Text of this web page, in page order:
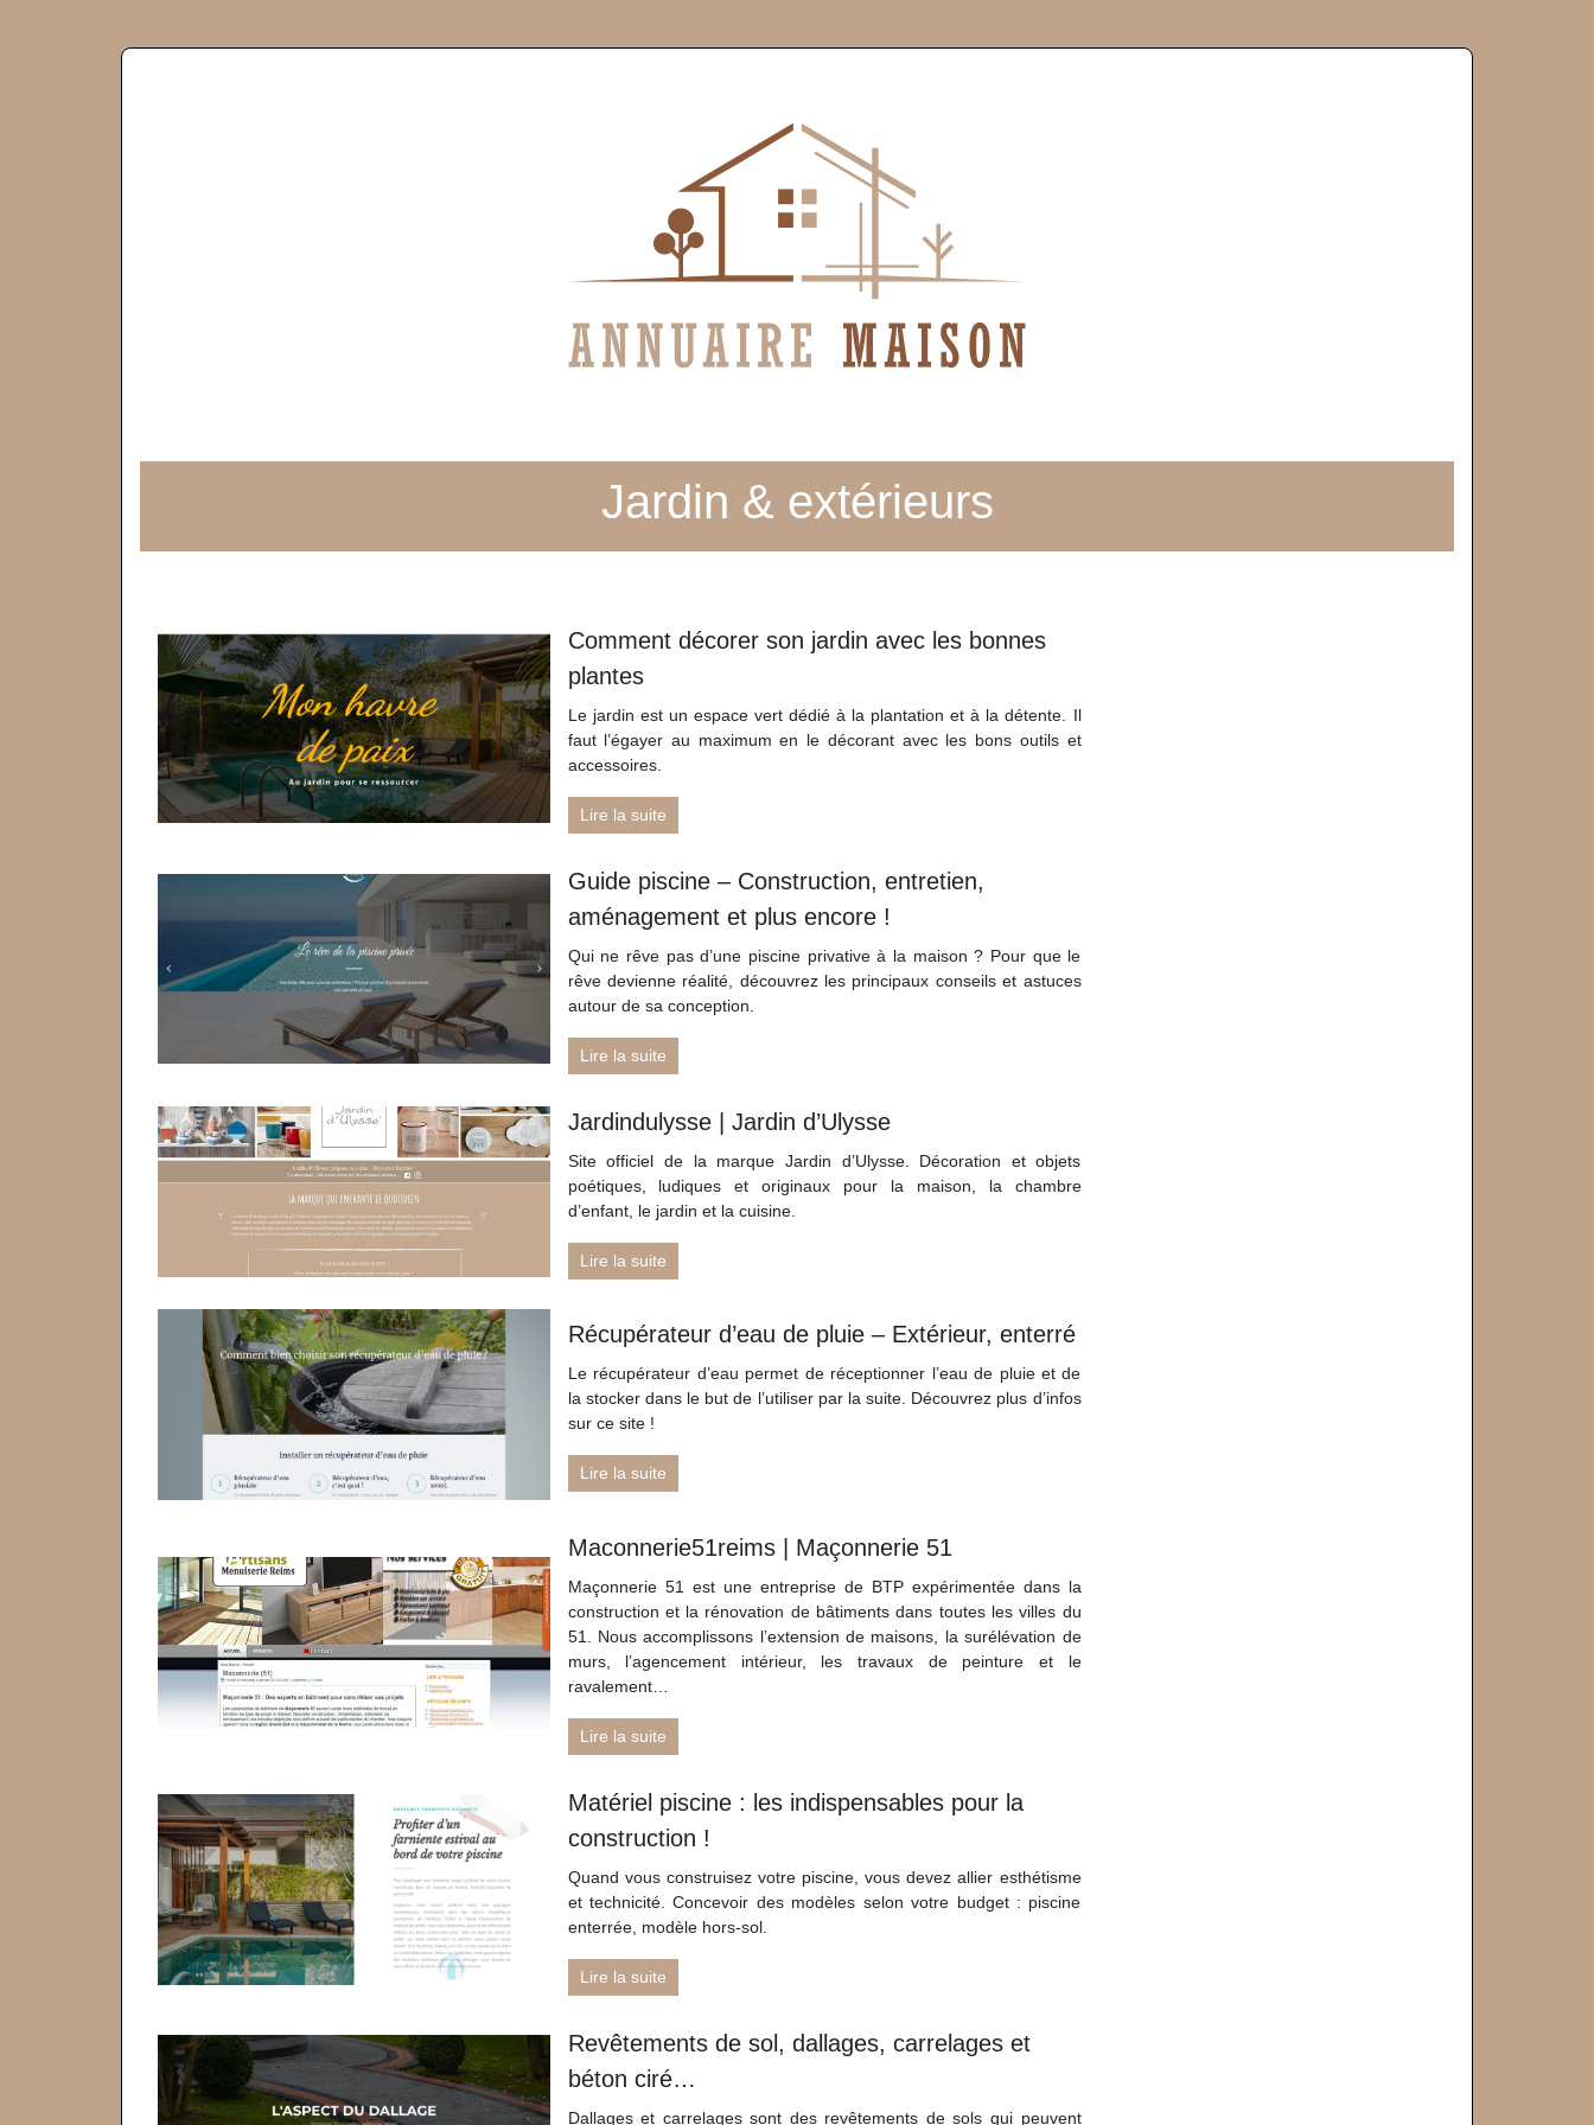
Jardin & extérieurs
Comment décorer son jardin avec les bonnes
plantes
Le jardin est un espace vert dédié à la plantation et à la détente. Il
faut l’égayer au maximum en le décorant avec les bons outils et
accessoires.
Lire la suite
Guide piscine – Construction, entretien,
aménagement et plus encore !
Qui ne rêve pas d’une piscine privative à la maison ? Pour que le
rêve devienne réalité, découvrez les principaux conseils et astuces
autour de sa conception.
Lire la suite
Jar­din­dulysse | Jardin d’Ulysse
Site officiel de la marque Jardin d’Ulysse. Décoration et objets
poétiques, ludiques et originaux pour la maison, la chambre
d’enfant, le jardin et la cuisine.
Lire la suite
Récupérateur d’eau de pluie – Extérieur, enterré
Le récupérateur d’eau permet de réceptionner l’eau de pluie et de
la stocker dans le but de l’utiliser par la suite. Découvrez plus d’infos
sur ce site !
Lire la suite
Maconnerie51reims | Maçonnerie 51
Maçonnerie 51 est une entreprise de BTP expérimentée dans la
construction et la rénovation de bâtiments dans toutes les villes du
51. Nous accomplissons l’extension de maisons, la surélévation de
murs, l’agencement intérieur, les travaux de peinture et le
ravalement…
Lire la suite
Matériel piscine : les indispensables pour la
construction !
Quand vous construisez votre piscine, vous devez allier esthétisme
et technicité. Concevoir des modèles selon votre budget : piscine
enterrée, modèle hors-sol.
Lire la suite
Revêtements de sol, dallages, carrelages et
béton ciré…
Dallages et carrelages sont des revêtements de sols qui peuvent